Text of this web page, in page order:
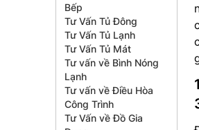
Bếp
Tư Vấn Tủ Đông
Tư Vấn Tủ Lạnh
Tư Vấn Tủ Mát
Tư vấn về Bình Nóng
Lạnh
Tư vấn về Điều Hòa
Công Trình
Tư Vấn về Đồ Gia